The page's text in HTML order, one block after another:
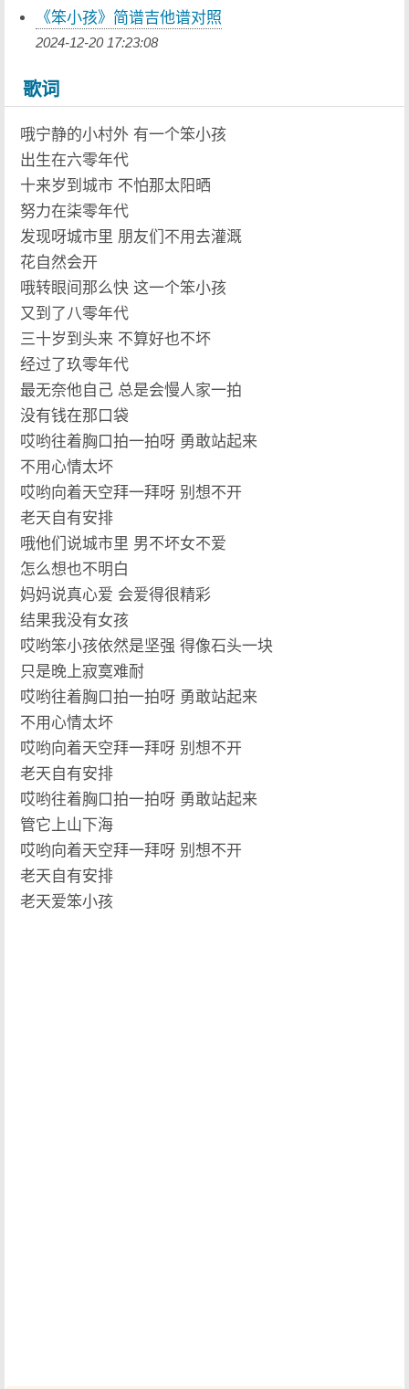
《笨小孩》简谱吉他谱对照
2024-12-20 17:23:08
歌词
哦宁静的小村外 有一个笨小孩
出生在六零年代
十来岁到城市 不怕那太阳晒
努力在柒零年代
发现呀城市里 朋友们不用去灌溉
花自然会开
哦转眼间那么快 这一个笨小孩
又到了八零年代
三十岁到头来 不算好也不坏
经过了玖零年代
最无奈他自己 总是会慢人家一拍
没有钱在那口袋
哎哟往着胸口拍一拍呀 勇敢站起来
不用心情太坏
哎哟向着天空拜一拜呀 别想不开
老天自有安排
哦他们说城市里 男不坏女不爱
怎么想也不明白
妈妈说真心爱 会爱得很精彩
结果我没有女孩
哎哟笨小孩依然是坚强 得像石头一块
只是晚上寂寞难耐
哎哟往着胸口拍一拍呀 勇敢站起来
不用心情太坏
哎哟向着天空拜一拜呀 别想不开
老天自有安排
哎哟往着胸口拍一拍呀 勇敢站起来
管它上山下海
哎哟向着天空拜一拜呀 别想不开
老天自有安排
老天爱笨小孩